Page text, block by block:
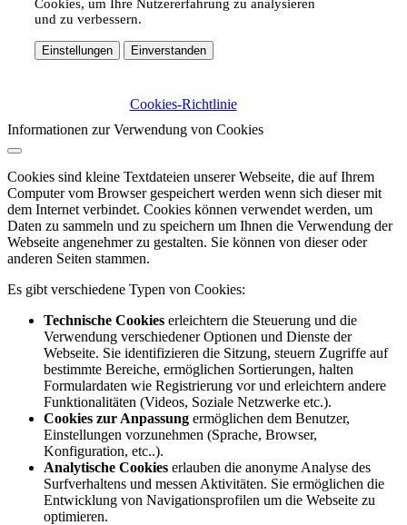
Cookies, um Ihre Nutzererfahrung zu analysieren
und zu verbessern.
Einstellungen Einverstanden
Cookies-Richtlinie
Informationen zur Verwendung von Cookies
Cookies sind kleine Textdateien unserer Webseite, die auf Ihrem
Computer vom Browser gespeichert werden wenn sich dieser mit
dem Internet verbindet. Cookies können verwendet werden, um
Daten zu sammeln und zu speichern um Ihnen die Verwendung der
Webseite angenehmer zu gestalten. Sie können von dieser oder
anderen Seiten stammen.
Es gibt verschiedene Typen von Cookies:
Technische Cookies erleichtern die Steuerung und die
Verwendung verschiedener Optionen und Dienste der
Webseite. Sie identifizieren die Sitzung, steuern Zugriffe auf
bestimmte Bereiche, ermöglichen Sortierungen, halten
Formulardaten wie Registrierung vor und erleichtern andere
Funktionalitäten (Videos, Soziale Netzwerke etc.).
Cookies zur Anpassung ermöglichen dem Benutzer,
Einstellungen vorzunehmen (Sprache, Browser,
Konfiguration, etc..).
Analytische Cookies erlauben die anonyme Analyse des
Surfverhaltens und messen Aktivitäten. Sie ermöglichen die
Entwicklung von Navigationsprofilen um die Webseite zu
optimieren.